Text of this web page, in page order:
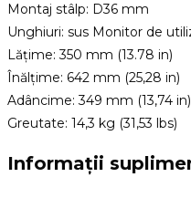
Montaj stâlp: D36 mm
Unghiuri: sus Monitor de
Lățime: 350 mm (13.78 in)
Înălțime: 642 mm (25,28 in)
Adâncime: 349 mm (13,74 in)
Greutate: 14,3 kg (31,53 lbs)
Informații